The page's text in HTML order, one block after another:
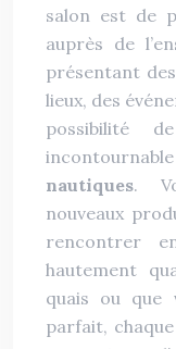
salon est de
auprès de
présentant
lieux, des
possibilité
nautiques.
nouveaux
rencontrer
hautement
quais ou que
parfait,